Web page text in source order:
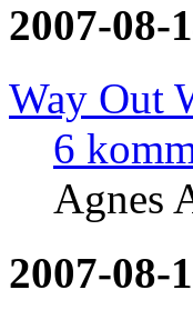
2007-08-
Way Out
6
Agnes
2007-08-